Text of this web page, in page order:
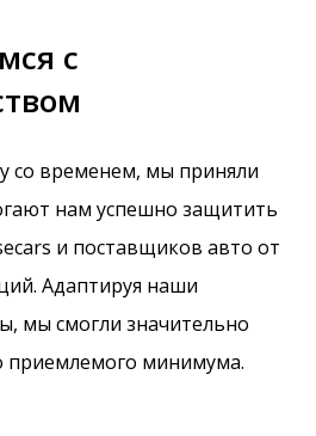
с
со временем, мы приняли
нам успешно защитить
и поставщиков авто от
Адаптируя наши
мы смогли значительно
приемлемого минимума.